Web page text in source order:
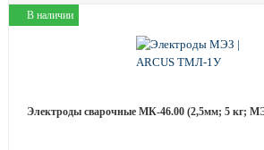
В наличии
Электроды сварочные МК-46.00 (2,5мм; 5 кг;